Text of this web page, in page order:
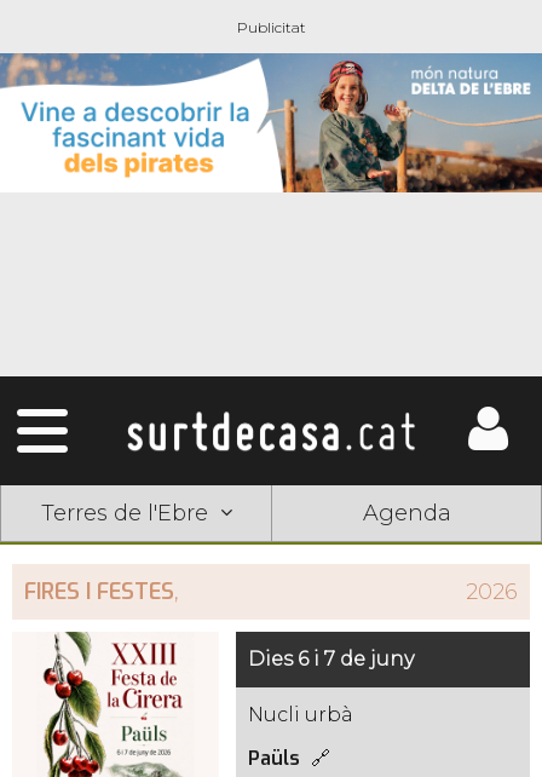
Terres de l'Ebre Agenda
FIRES I FESTES, 2026
Dies 6 i 7 de juny
Nucli urbà
Paüls